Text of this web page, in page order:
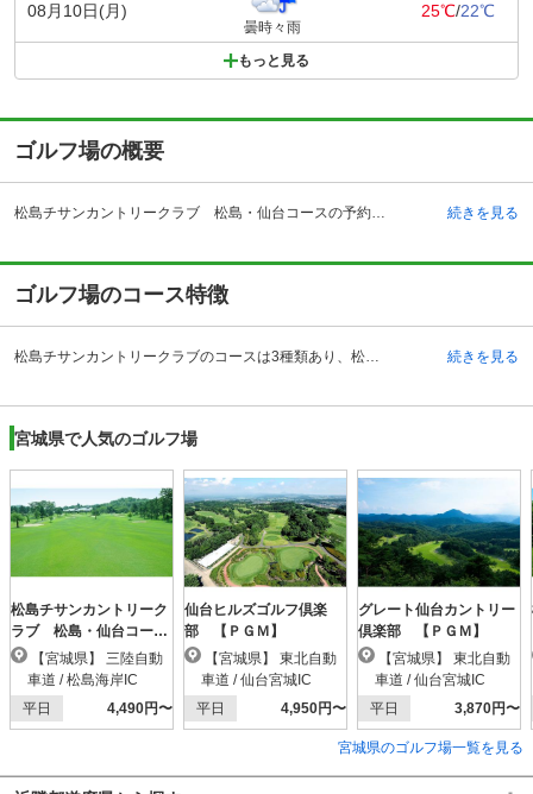
08月10日(月)
曇時々雨
25℃/22℃
もっと見る
ゴルフ場の概要
松島チサンカントリークラブ 松島・仙台コースの予約ならじゃらんゴルフ。カートの有無や利用税、キャンセル料、ナイター設備、駐車場などのコース情報はもちろん、口コミ、フォトギャラリーなどコースの難易度や攻略に役立つ情報充実、予約する度にポイントが貯まるのでお得にゴルフをお楽しみ頂けます。 松島チサンカントリークラブは1973年開場した、日本三景松島を背景にプレーを楽しめる、東北で一番ホール数の多いクラブとなっています。全54ホールで、それぞれの違った楽しみ方ができます。ラウンドスタイルは仙台・松島コースはキャディかセルフを選択でき、大郷コースはセルフプレーです。車でアクセスする場合、仙台松島道路・松島海岸インターチェンジから約4キロメートル、松島大郷インターチェンジからは約3キロメートルです。また東北本線・松島駅からは約5キロメートルとなっています。また仙台空港からは、およそ40キロメートルの位置にあります。クラブハウスは平屋造りの風格ある建物で、広々としたエントランスがホテルのような雰囲気を出しています。大郷コースを利用する場合は、クラブハウス場所が異なります。近くには有名観光地、松島の他に温泉地や水族館もあり、観光にゴルフにと楽しめます。 続きを見る
ゴルフ場のコース特徴
松島チサンカントリークラブのコースは3種類あり、松島コース、仙台コース、大郷コースがあります。各コースにIN・OUTがあり計54ホールです。松島コース・OUTは全体的にゆったりとプレーを楽しめ、INでは距離のあるコースを楽しめます。仙台コースは全体的にフラットで距離があり、安心してショットが可能。大郷コースはアップダウンが少ないため、ビギナーに手頃なコースです。松島コースIN18番は、飛距離と方向性が要求される難易度の高いホールです。また仙台コース4番は、右側にある杉林が林間コースを思わせ、美しい景色を楽しめる名物ホールとなっています。また仙台・松島両コース中1,2位を争って距離が長いのが、仙台の13番です。ロングヒッターでも3打で届かないことがあるホールです。 続きを見る
宮城県で人気のゴルフ場
松島チサンカントリーク
ラブ 松島・仙台コース
【ＰＧＭ】
車道 / 松島海岸IC
平日
4,490円〜
仙台ヒルズゴルフ倶楽
部 【ＰＧＭ】
車道 / 仙台宮城IC
平日
4,950円〜
グレート仙台カントリー
倶楽部 【ＰＧＭ】
車道 / 仙台宮城IC
平日
3,870円〜
宮城県のゴルフ場一覧を見る